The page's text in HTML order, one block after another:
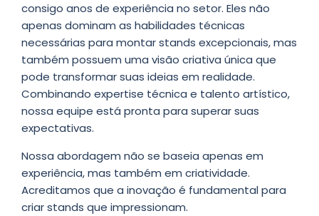
consigo anos de experiência no setor. Eles não
apenas dominam as habilidades técnicas
necessárias para montar stands excepcionais, mas
também possuem uma visão criativa única que
pode transformar suas ideias em realidade.
Combinando expertise técnica e talento artístico,
nossa equipe está pronta para superar suas
expectativas.
Nossa abordagem não se baseia apenas em
experiência, mas também em criatividade.
Acreditamos que a inovação é fundamental para
criar stands que impressionam.